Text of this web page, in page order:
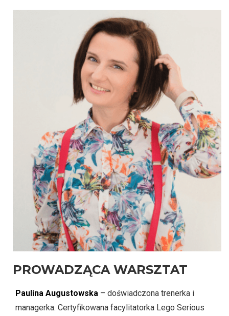
PROWADZĄCA WARSZTAT
Paulina Augustowska – doświadczona trenerka i
managerka. Certyfikowana facylitatorka Lego Serious